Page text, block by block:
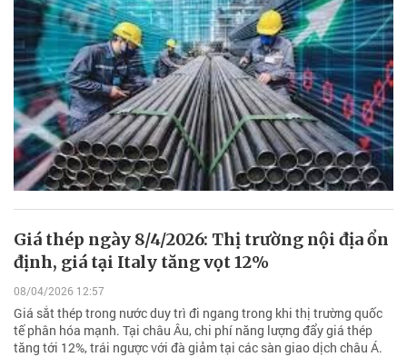
Giá thép ngày 8/4/2026: Thị trường nội địa ổn
định, giá tại Italy tăng vọt 12%
08/04/2026 12:57
Giá sắt thép trong nước duy trì đi ngang trong khi thị trường quốc
tế phân hóa mạnh. Tại châu Âu, chi phí năng lượng đẩy giá thép
tăng tới 12%, trái ngược với đà giảm tại các sàn giao dịch châu Á.